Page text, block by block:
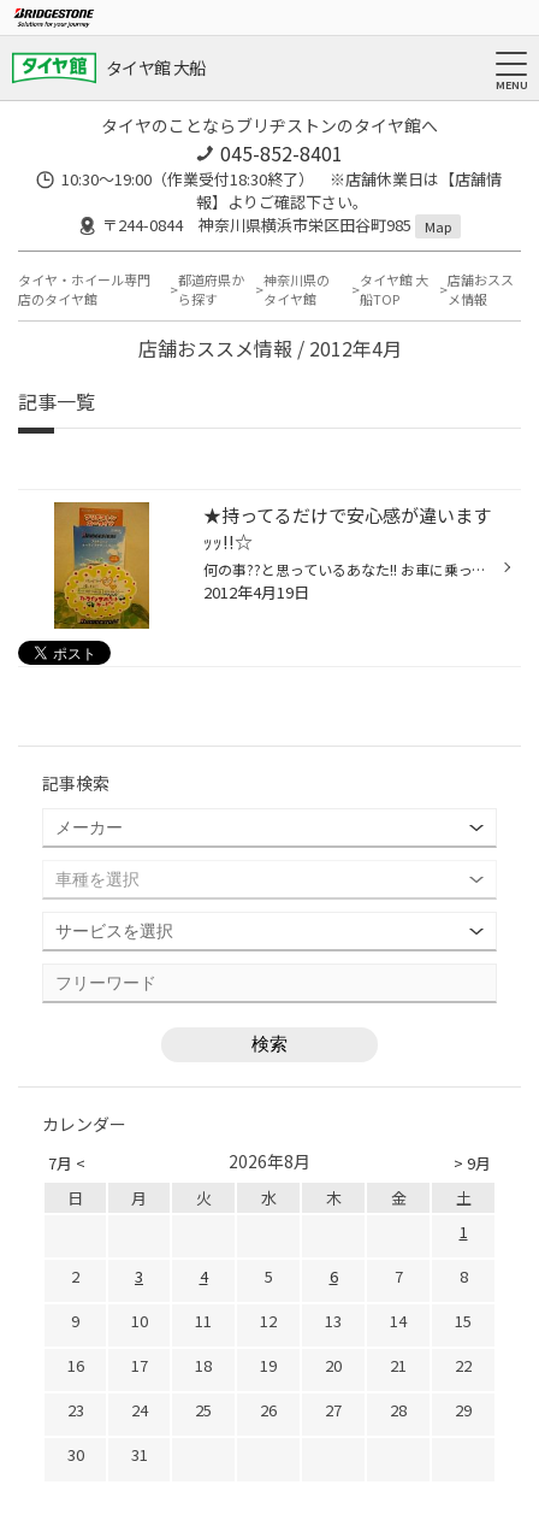
タイヤ館 大船
タイヤのことならブリヂストンのタイヤ館へ
045-852-8401
10:30～19:00（作業受付18:30終了） ※店舗休業日は【店舗情
報】よりご確認下さい。
〒244-0844 神奈川県横浜市栄区田谷町985
Map
タイヤ・ホイール専門
店のタイヤ館
都道府県か
ら探す
神奈川県の
タイヤ館
タイヤ館 大
船TOP
店舗おスス
メ情報
店舗おススメ情報 / 2012年4月
記事一覧
★持ってるだけで安心感が違います
ｯｯ!!☆
何の事??と思っているあなた!! お車に乗っている方なら誰しもが起こりうるかもしれない ﾄﾗﾌﾞﾙ…(llllllﾟДﾟ)ヒィィィィ もし、ﾊﾟﾝｸしてしまったら… お出掛け先で、ｷｰ閉じ込みをしてしまったら… ﾊﾞｯﾃﾘｰが上がってしまい、ｴﾝｼﾞﾝがかからなくなってしまったら… お買い物中でもご旅行中でも、困ってしまい...
2012年4月19日
記事検索
カレンダー
7月 < > 9月
2026年8月
日 月 火 水 木 金
土
1
2
3 4 5 6 7
8
9
10 11 12 13 14
15
16
17 18 19 20 21
22
23
24 25 26 27 28
29
30
31